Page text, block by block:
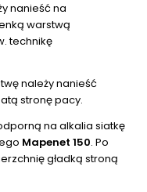
nanieść na
warstwą
technikę
należy nanieść
stronę pacy.
na alkalia siatkę
Mapenet 150. Po
gładką stroną